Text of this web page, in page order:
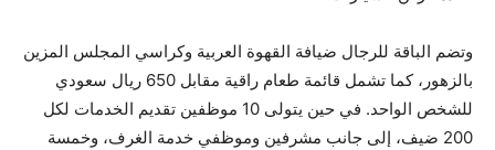
وتضم الباقة للرجال ضيافة القهوة العربية وكراسي المجلس المزين
بالزهور، كما تشمل قائمة طعام راقية مقابل 650 ريال سعودي
للشخص الواحد. في حين يتولى 10 موظفين تقديم الخدمات لكل
200 ضيف، إلى جانب مشرفين وموظفي خدمة الغرف، وخمسة